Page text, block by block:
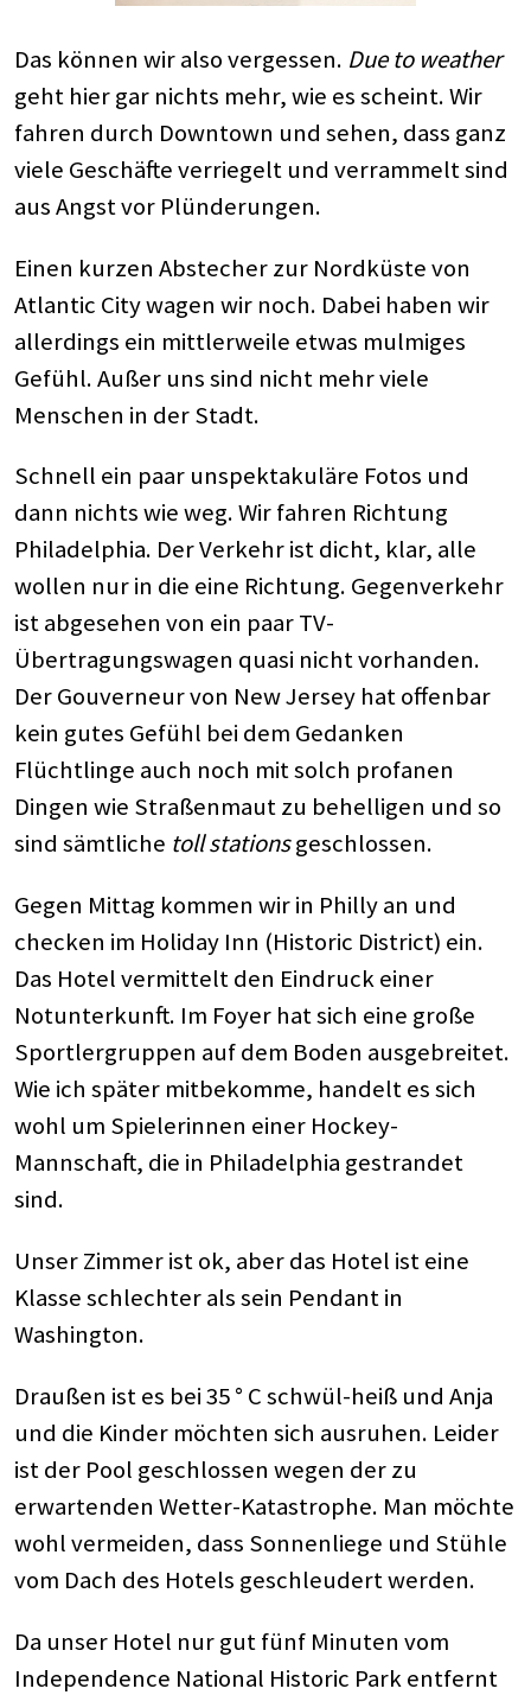
Das können wir also vergessen. Due to weather
geht hier gar nichts mehr, wie es scheint. Wir
fahren durch Downtown und sehen, dass ganz
viele Geschäfte verriegelt und verrammelt sind
aus Angst vor Plünderungen.
Einen kurzen Abstecher zur Nordküste von
Atlantic City wagen wir noch. Dabei haben wir
allerdings ein mittlerweile etwas mulmiges
Gefühl. Außer uns sind nicht mehr viele
Menschen in der Stadt.
Schnell ein paar unspektakuläre Fotos und
dann nichts wie weg. Wir fahren Richtung
Philadelphia. Der Verkehr ist dicht, klar, alle
wollen nur in die eine Richtung. Gegenverkehr
ist abgesehen von ein paar TV-
Übertragungswagen quasi nicht vorhanden.
Der Gouverneur von New Jersey hat offenbar
kein gutes Gefühl bei dem Gedanken
Flüchtlinge auch noch mit solch profanen
Dingen wie Straßenmaut zu behelligen und so
sind sämtliche toll stationsgeschlossen.
Gegen Mittag kommen wir in Philly an und
checken im Holiday Inn (Historic District) ein.
Das Hotel vermittelt den Eindruck einer
Notunterkunft. Im Foyer hat sich eine große
Sportlergruppen auf dem Boden ausgebreitet.
Wie ich später mitbekomme, handelt es sich
wohl um Spielerinnen einer Hockey-
Mannschaft, die in Philadelphia gestrandet
sind.
Unser Zimmer ist ok, aber das Hotel ist eine
Klasse schlechter als sein Pendant in
Washington.
Draußen ist es bei 35 ° C schwül-heiß und Anja
und die Kinder möchten sich ausruhen. Leider
ist der Pool geschlossen wegen der zu
erwartenden Wetter-Katastrophe. Man möchte
wohl vermeiden, dass Sonnenliege und Stühle
vom Dach des Hotels geschleudert werden.
Da unser Hotel nur gut fünf Minuten vom
Independence National Historic Park entfernt